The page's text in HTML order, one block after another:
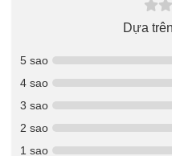
Dựa
5 sao
4 sao
3 sao
2 sao
1 sao